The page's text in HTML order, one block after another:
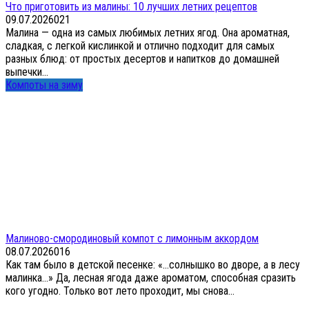
Что приготовить из малины: 10 лучших летних рецептов
09.07.2026021
Малина — одна из самых любимых летних ягод. Она ароматная,
сладкая, с легкой кислинкой и отлично подходит для самых
разных блюд: от простых десертов и напитков до домашней
выпечки...
Компоты на зиму
Малиново-смородиновый компот с лимонным аккордом
08.07.2026016
Как там было в детской песенке: «…солнышко во дворе, а в лесу
малинка…» Да, лесная ягода даже ароматом, способная сразить
кого угодно. Только вот лето проходит, мы снова...